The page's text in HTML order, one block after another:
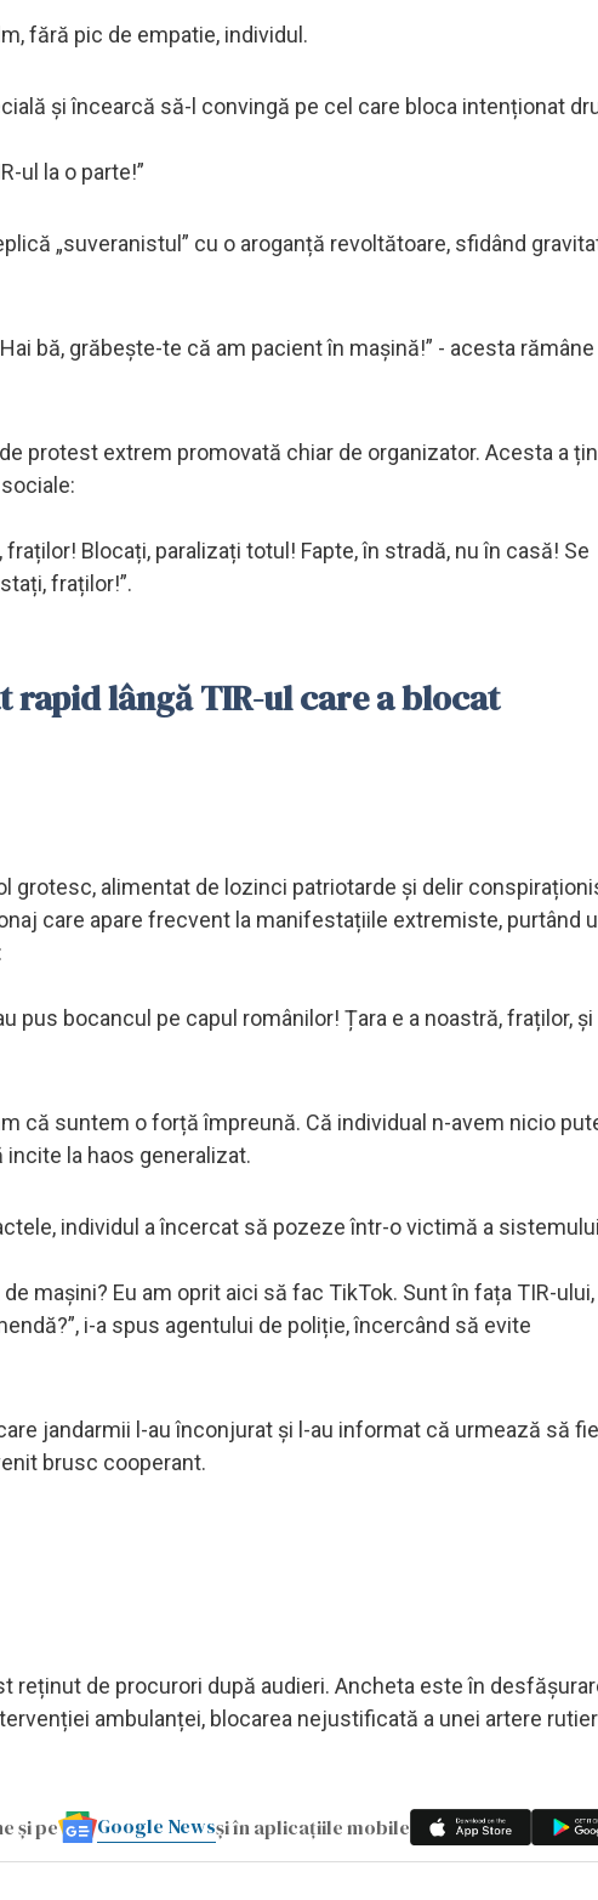
fără pic de empatie, individul.
și încearcă să-l convingă pe cel care bloca intenționat
ul la o parte!”
„suveranistul” cu o aroganță revoltătoare, sfidând
bă, grăbește-te că am pacient în mașină!” - acesta rămâne
protest extrem promovată chiar de organizator. Acesta a
Blocați, paralizați totul! Fapte, în stradă, nu în casă! Se
fraților!”.
rapid lângă TIR-ul care a blocat
grotesc, alimentat de lozinci patriotarde și delir
care apare frecvent la manifestațiile extremiste, purtând
pus bocancul pe capul românilor! Țara e a noastră, fraților, și
că suntem o forță împreună. Că individual n-avem nicio
la haos generalizat.
individul a încercat să pozeze într-o victimă a
mașini? Eu am oprit aici să fac TikTok. Sunt în fața TIR-ului,
i-a spus agentului de poliție, încercând să evite
jandarmii l-au înconjurat și l-au informat că urmează să fie
brusc cooperant.
reținut de procurori după audieri. Ancheta este în
ambulanței, blocarea nejustificată a unei artere
și pe Google Newsși în aplicațiile mobile